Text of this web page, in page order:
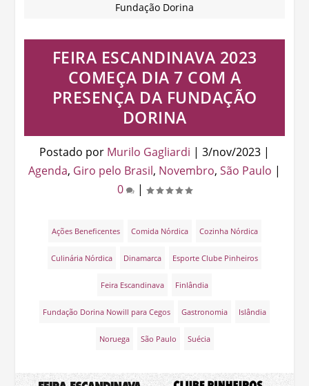
Fundação Dorina
FEIRA ESCANDINAVA 2023
COMEÇA DIA 7 COM A
PRESENÇA DA FUNDAÇÃO
DORINA
Postado por Murilo Gagliardi | 3/nov/2023 |
Agenda, Giro pelo Brasil, Novembro, São Paulo |
0
|
Ações Beneficentes Comida Nórdica Cozinha Nórdica
Culinária Nórdica Dinamarca Esporte Clube Pinheiros
Feira Escandinava Finlândia
Fundação Dorina Nowill para Cegos Gastronomia Islândia
Noruega São Paulo Suécia